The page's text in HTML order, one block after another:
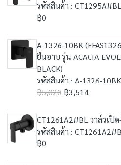
รหัสสินค้า :
฿0
A-1326-10BK
ยืนอาบ รุ่น ACACIA
BLACK)
รหัสสินค้า : A-1326-10BK
฿5,020 ฿3,514
CT1261A2#BL วาล์วเปิ
รหัสสินค้า :
฿0